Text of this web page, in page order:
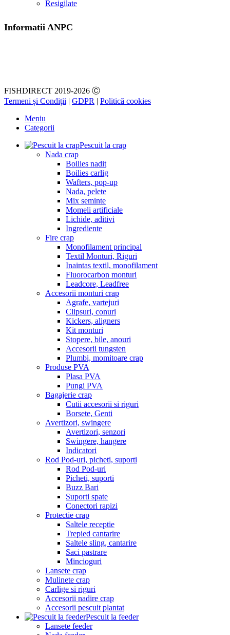
Resigilate
Informatii ANPC
FISHDIRECT 2019-2026 Ⓒ
Termeni și Condiții | GDPR | Politică cookies
Meniu
Categorii
Pescuit la crap
Nada crap
Boilies nadit
Boilies carlig
Wafters, pop-up
Nada, pelete
Mix seminte
Momeli artificiale
Lichide, aditivi
Ingrediente
Fire crap
Monofilament principal
Textil Monturi, Riguri
Inaintas textil, monofilament
Fluorocarbon monturi
Leadcore, Leadfree
Accesorii monturi crap
Agrafe, vartejuri
Clipsuri, conuri
Kickers, aligners
Kit monturi
Stopere, bile, anouri
Accesorii tungsten
Plumbi, momitoare crap
Produse PVA
Plasa PVA
Pungi PVA
Bagajerie crap
Cutii accesorii si riguri
Borsete, Genti
Avertizori, swingere
Avertizori, senzori
Swingere, hangere
Indicatori
Rod Pod-uri, picheti, suporti
Rod Pod-uri
Picheti, suporti
Buzz Bari
Suporti spate
Conectori rapizi
Protectie crap
Saltele receptie
Trepied cantarire
Saltele sling, cantarire
Saci pastrare
Mincioguri
Lansete crap
Mulinete crap
Carlige si riguri
Accesorii nadire crap
Accesorii pescuit plantat
Pescuit la feeder
Lansete feeder